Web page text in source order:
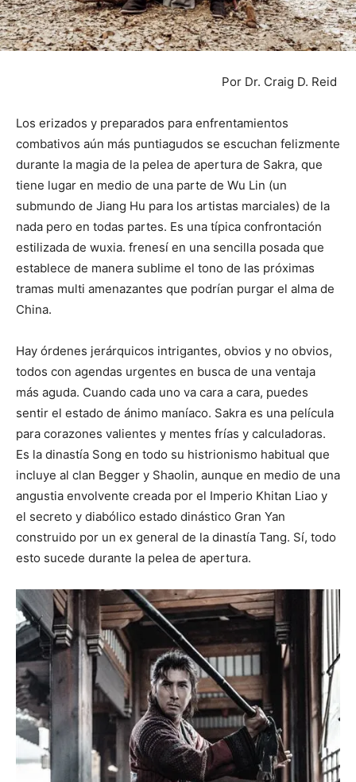
Por Dr. Craig D. Reid
Los erizados y preparados para enfrentamientos
combativos aún más puntiagudos se escuchan felizmente
durante la magia de la pelea de apertura de Sakra, que
tiene lugar en medio de una parte de Wu Lin (un
submundo de Jiang Hu para los artistas marciales) de la
nada pero en todas partes. Es una típica confrontación
estilizada de wuxia. frenesí en una sencilla posada que
establece de manera sublime el tono de las próximas
tramas multi amenazantes que podrían purgar el alma de
China.
Hay órdenes jerárquicos intrigantes, obvios y no obvios,
todos con agendas urgentes en busca de una ventaja
más aguda. Cuando cada uno va cara a cara, puedes
sentir el estado de ánimo maníaco. Sakra es una película
para corazones valientes y mentes frías y calculadoras.
Es la dinastía Song en todo su histrionismo habitual que
incluye al clan Begger y Shaolin, aunque en medio de una
angustia envolvente creada por el Imperio Khitan Liao y
el secreto y diabólico estado dinástico Gran Yan
construido por un ex general de la dinastía Tang. Sí, todo
esto sucede durante la pelea de apertura.